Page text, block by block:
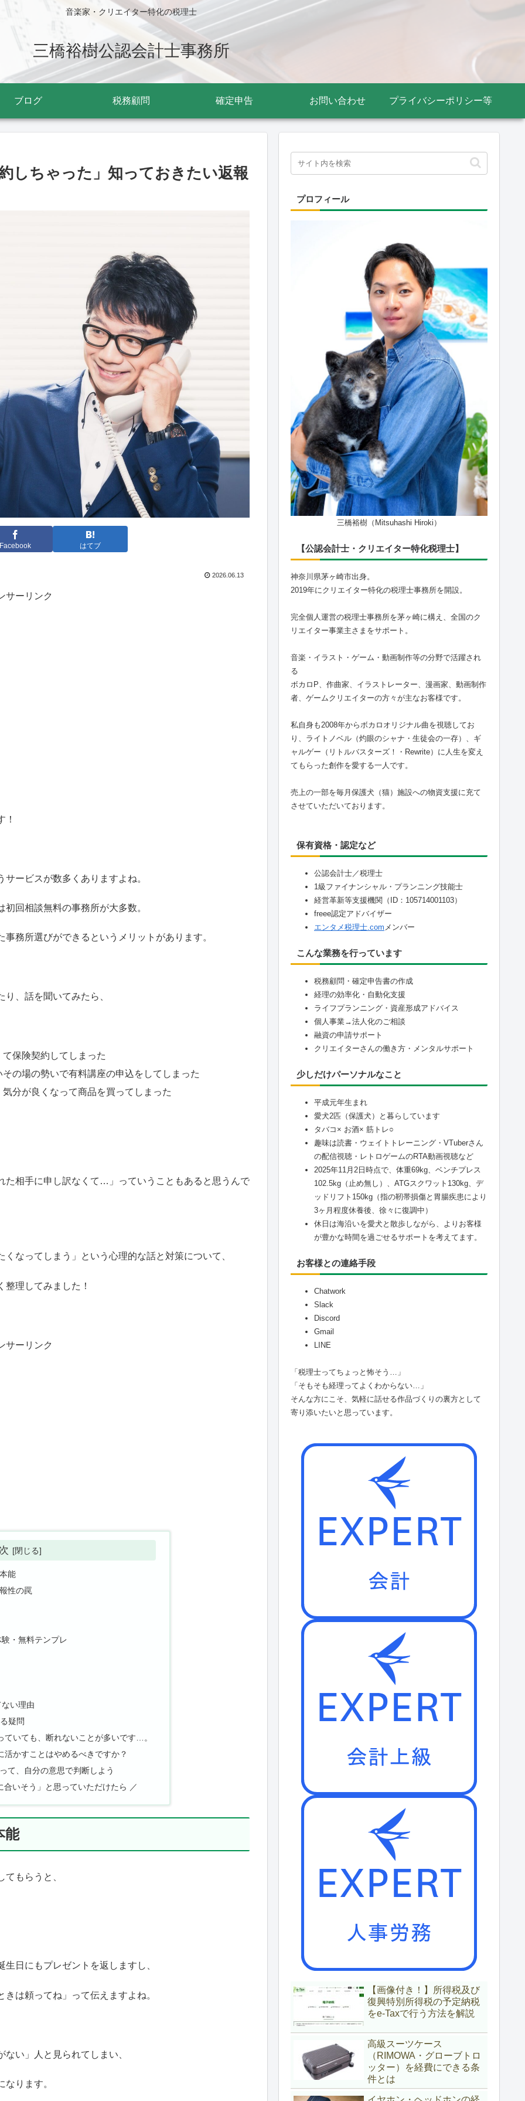
音楽家・クリエイター特化の税理士
三橋裕樹公認会計士事務所
ブログ 税務顧問 確定申告 お問い合わせ プライバシーポリシー等
しちゃった」知っておきたい返報
Facebook はてブ
2026.06.13
サーリンク
！
ービスが数多くありますよね。
回相談無料の事務所が大多数。
務所選びができるというメリットがあります。
、話を聞いてみたら、
保険契約してしまった
の場の勢いで有料講座の申込をしてしまった
分が良くなって商品を買ってしまった
相手に申し訳なくて…」っていうこともあると思うんで
なってしまう」という心理的な話と対策について、
理してみました！
サーリンク
能
性の罠
・無料テンプレ
い理由
疑問
いても、断れないことが多いです…。
かすことはやめるべきですか？
て、自分の意思で判断しよう
いそう」と思っていただけたら ／
能
もらうと、
日にもプレゼントを返しますし、
は頼ってね」って伝えますよね。
い」人と見られてしまい、
ります。
プロフィール
三橋裕樹（Mitsuhashi Hiroki）
【公認会計士・クリエイター特化税理士】
神奈川県茅ヶ崎市出身。
2019年にクリエイター特化の税理士事務所を開設。
完全個人運営の税理士事務所を茅ヶ崎に構え、全国のク
リエイター事業主さまをサポート。
音楽・イラスト・ゲーム・動画制作等の分野で活躍され
る
ボカロP、作曲家、イラストレーター、漫画家、動画制作
者、ゲームクリエイターの方々が主なお客様です。
私自身も2008年からボカロオリジナル曲を視聴してお
り、ライトノベル（灼眼のシャナ・生徒会の一存）、ギ
ャルゲー（リトルバスターズ！・Rewrite）に人生を変え
てもらった創作を愛する一人です。
売上の一部を毎月保護犬（猫）施設への物資支援に充て
させていただいております。
保有資格・認定など
公認会計士／税理士
1級ファイナンシャル・プランニング技能士
経営革新等支援機関（ID：105714001103）
freee認定アドバイザー
エンタメ税理士.com メンバー
こんな業務を行っています
税務顧問・確定申告書の作成
経理の効率化・自動化支援
ライフプランニング・資産形成アドバイス
個人事業→法人化のご相談
融資の申請サポート
クリエイターさんの働き方・メンタルサポート
少しだけパーソナルなこと
平成元年生まれ
愛犬2匹（保護犬）と暮らしています
タバコ× お酒× 筋トレ○
趣味は読書・ウェイトトレーニング・VTuberさん
の配信視聴・レトロゲームのRTA動画視聴など
2025年11月2日時点で、体重69kg、ベンチプレス
102.5kg（止め無し）、ATGスクワット130kg、デ
ッドリフト150kg（指の靭帯損傷と胃腸疾患により
3ヶ月程度休養後、徐々に復調中）
休日は海沿いを愛犬と散歩しながら、よりお客様
が豊かな時間を過ごせるサポートを考えてます。
お客様との連絡手段
Chatwork
Slack
Discord
Gmail
LINE
「税理士ってちょっと怖そう…」
「そもそも経理ってよくわからない…」
そんな方にこそ、気軽に話せる作品づくりの裏方として
寄り添いたいと思っています。
【画像付き！】所得税及び
復興特別所得税の予定納税
をe-Taxで行う方法を解説
高級スーツケース
（RIMOWA・グローブトロ
ッター）を経費にできる条
件とは